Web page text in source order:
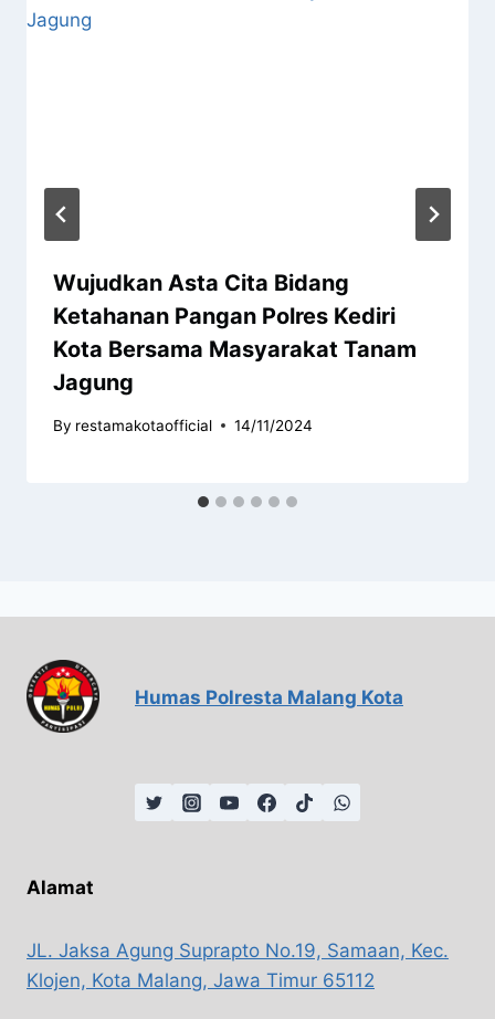
Wujudkan Asta Cita Bidang
Ketahanan Pangan Polres Kediri
Kota Bersama Masyarakat Tanam
Jagung
By restamakotaofficial 14/11/2024
Humas Polresta Malang Kota
Alamat
JL. Jaksa Agung Suprapto No.19, Samaan, Kec.
Klojen, Kota Malang, Jawa Timur 65112